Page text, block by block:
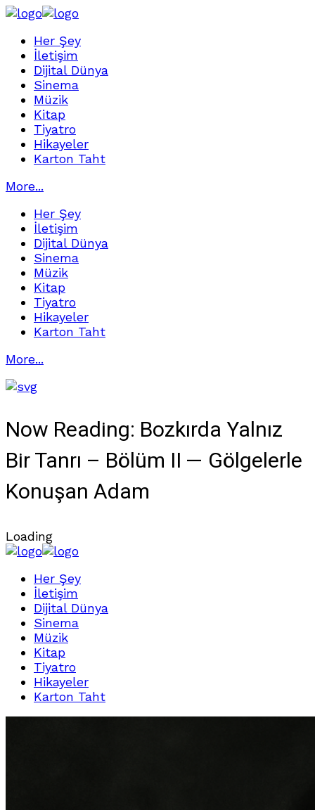
Her Şey
İletişim
Dijital Dünya
Sinema
Müzik
Kitap
Tiyatro
Hikayeler
Karton Taht
More...
Her Şey
İletişim
Dijital Dünya
Sinema
Müzik
Kitap
Tiyatro
Hikayeler
Karton Taht
More...
Now Reading: Bozkırda Yalnız
Bir Tanrı – Bölüm II — Gölgelerle
Konuşan Adam
Loading
Her Şey
İletişim
Dijital Dünya
Sinema
Müzik
Kitap
Tiyatro
Hikayeler
Karton Taht